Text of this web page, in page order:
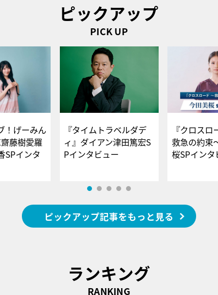
ピックアップ
PICK UP
！げーみん
藤樹愛羅
SPインタ
『タイムトラベルダデ
ィ』ダイアン津田篤宏S
Pインタビュー
『クロス
救急の約束
桜SPイ
ピックアップ記事をもっと見る
ランキング
RANKING